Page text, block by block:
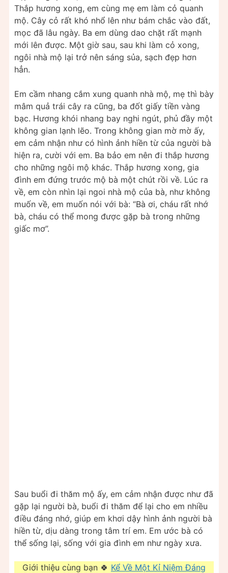
Thắp hương xong, em cùng mẹ em làm cỏ quanh
mộ. Cây cỏ rất khó nhổ lên như bám chắc vào đất,
mọc đã lâu ngày. Ba em dùng dao chặt rất mạnh
mới lên được. Một giờ sau, sau khi làm cỏ xong,
ngôi nhà mộ lại trở nên sáng sủa, sạch đẹp hơn
hẳn.
Em cầm nhang cắm xung quanh nhà mộ, mẹ thì bày
mâm quả trái cây ra cũng, ba đốt giấy tiền vàng
bạc. Hương khói nhang bay nghi ngút, phủ đầy một
không gian lạnh lẽo. Trong không gian mờ mờ ấy,
em cảm nhận như có hình ảnh hiền từ của người bà
hiện ra, cười với em. Ba bảo em nên đi thắp hương
cho những ngôi mộ khác. Thắp hương xong, gia
đình em đứng trước mộ bà một chút rồi về. Lúc ra
về, em còn nhìn lại ngoi nhà mộ của bà, như không
muốn về, em muốn nói với bà: “Bà ơi, cháu rất nhớ
bà, cháu có thể mong được gặp bà trong những
giấc mơ”.
Sau buổi đi thăm mộ ấy, em cảm nhận được như đã
gặp lại người bà, buổi đi thăm để lại cho em nhiều
điều đáng nhớ, giúp em khơi dậy hình ảnh người bà
hiền từ, dịu dàng trong tâm trí em. Em ước bà có
thể sống lại, sống với gia đình em như ngày xưa.
Giới thiệu cùng bạn 🍀 Kể Về Một Kỉ Niệm Đáng